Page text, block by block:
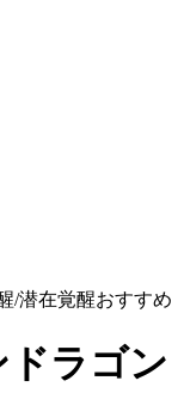
/潜在覚醒おすすめ
ドラゴン